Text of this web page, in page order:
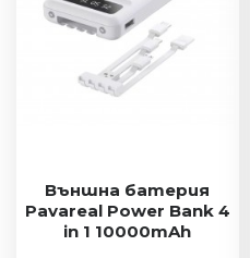
Външна батерия
Pavareal Power Bank 4
in 1 10000mAh